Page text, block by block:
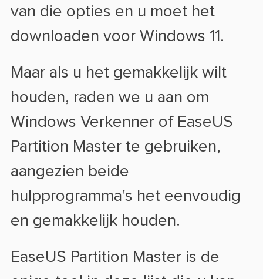
van die opties en u moet het
downloaden voor Windows 11.
Maar als u het gemakkelijk wilt
houden, raden we u aan om
Windows Verkenner of EaseUS
Partition Master te gebruiken,
aangezien beide
hulpprogramma's het eenvoudig
en gemakkelijk houden.
EaseUS Partition Master is de